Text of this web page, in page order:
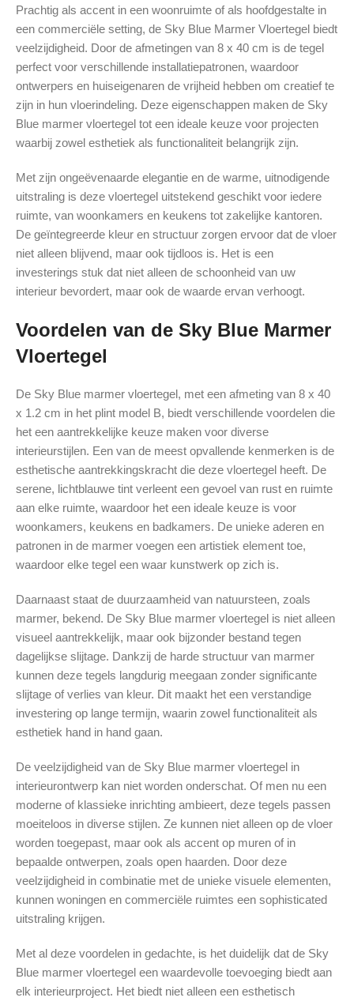
Prachtig als accent in een woonruimte of als hoofdgestalte in
een commerciële setting, de Sky Blue Marmer Vloertegel biedt
veelzijdigheid. Door de afmetingen van 8 x 40 cm is de tegel
perfect voor verschillende installatiepatronen, waardoor
ontwerpers en huiseigenaren de vrijheid hebben om creatief te
zijn in hun vloerindeling. Deze eigenschappen maken de Sky
Blue marmer vloertegel tot een ideale keuze voor projecten
waarbij zowel esthetiek als functionaliteit belangrijk zijn.
Met zijn ongeëvenaarde elegantie en de warme, uitnodigende
uitstraling is deze vloertegel uitstekend geschikt voor iedere
ruimte, van woonkamers en keukens tot zakelijke kantoren.
De geïntegreerde kleur en structuur zorgen ervoor dat de vloer
niet alleen blijvend, maar ook tijdloos is. Het is een
investerings stuk dat niet alleen de schoonheid van uw
interieur bevordert, maar ook de waarde ervan verhoogt.
Voordelen van de Sky Blue Marmer
Vloertegel
De Sky Blue marmer vloertegel, met een afmeting van 8 x 40
x 1.2 cm in het plint model B, biedt verschillende voordelen die
het een aantrekkelijke keuze maken voor diverse
interieurstijlen. Een van de meest opvallende kenmerken is de
esthetische aantrekkingskracht die deze vloertegel heeft. De
serene, lichtblauwe tint verleent een gevoel van rust en ruimte
aan elke ruimte, waardoor het een ideale keuze is voor
woonkamers, keukens en badkamers. De unieke aderen en
patronen in de marmer voegen een artistiek element toe,
waardoor elke tegel een waar kunstwerk op zich is.
Daarnaast staat de duurzaamheid van natuursteen, zoals
marmer, bekend. De Sky Blue marmer vloertegel is niet alleen
visueel aantrekkelijk, maar ook bijzonder bestand tegen
dagelijkse slijtage. Dankzij de harde structuur van marmer
kunnen deze tegels langdurig meegaan zonder significante
slijtage of verlies van kleur. Dit maakt het een verstandige
investering op lange termijn, waarin zowel functionaliteit als
esthetiek hand in hand gaan.
De veelzijdigheid van de Sky Blue marmer vloertegel in
interieurontwerp kan niet worden onderschat. Of men nu een
moderne of klassieke inrichting ambieert, deze tegels passen
moeiteloos in diverse stijlen. Ze kunnen niet alleen op de vloer
worden toegepast, maar ook als accent op muren of in
bepaalde ontwerpen, zoals open haarden. Door deze
veelzijdigheid in combinatie met de unieke visuele elementen,
kunnen woningen en commerciële ruimtes een sophisticated
uitstraling krijgen.
Met al deze voordelen in gedachte, is het duidelijk dat de Sky
Blue marmer vloertegel een waardevolle toevoeging biedt aan
elk interieurproject. Het biedt niet alleen een esthetisch